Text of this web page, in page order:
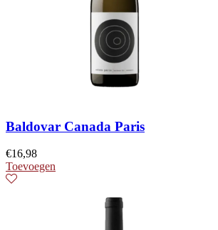
Baldovar Canada Paris
€16,98
Toevoegen